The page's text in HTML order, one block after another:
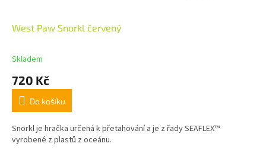
West Paw Snorkl červený
Skladem
720 Kč
Do košíku
Snorkl je hračka určená k přetahování a je z řady SEAFLEX™
vyrobené z plastů z oceánu.